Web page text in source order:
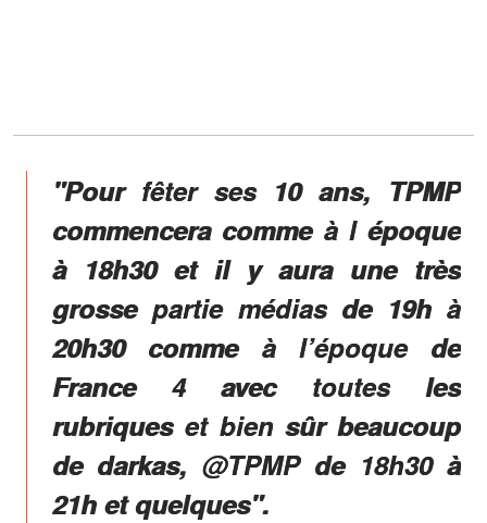
"Pour fêter ses 10 ans, TPMP
commencera comme à l époque
à 18h30 et il y aura une très
grosse partie médias de 19h à
20h30 comme à l’époque de
France 4 avec toutes les
rubriques et bien sûr beaucoup
de darkas, @TPMP de 18h30 à
21h et quelques".